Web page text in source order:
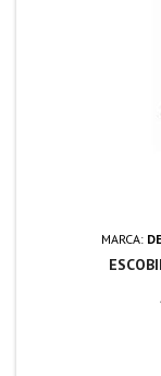
MARCA: